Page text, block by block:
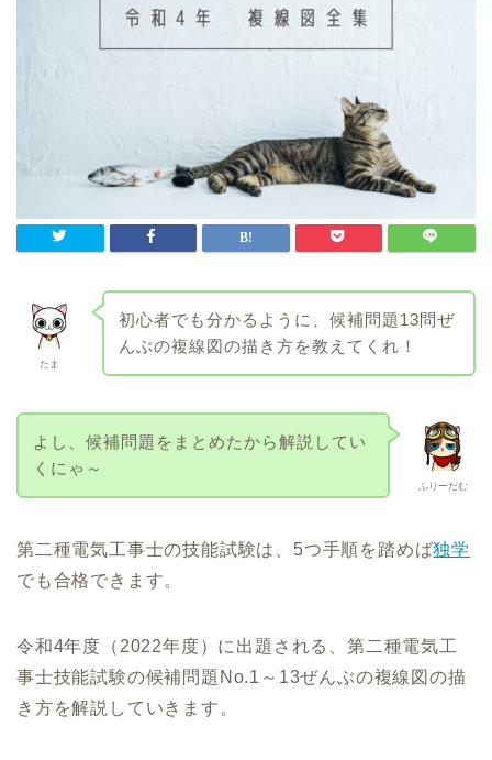
たま
初心者でも分かるように、候補問題13問ぜ
んぶの複線図の描き方を教えてくれ！
ふりーだむ
よし、候補問題をまとめたから解説してい
くにゃ～
第二種電気工事士の技能試験は、5つ手順を踏めば独学
でも合格できます。
令和4年度（2022年度）に出題される、第二種電気工
事士技能試験の候補問題No.1～13ぜんぶの複線図の描
き方を解説していきます。